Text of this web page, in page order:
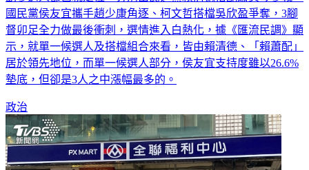
國民黨侯友宜攜手趙少康角逐、柯文哲搭檔吳欣盈爭奪，3腳
督卯足全力做最後衝刺，選情進入白熱化，據《匯流民調》顯
示，就單一候選人及搭檔組合來看，皆由賴清德、「賴蕭配」
居於領先地位，而單一候選人部分，侯友宜支持度雖以26.6%
墊底，但卻是3人之中漲幅最多的。
政治